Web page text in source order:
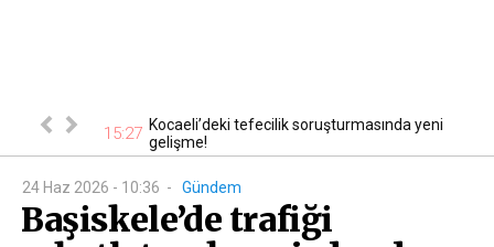
15:27 Kocaeli’deki tefecilik soruşturmasında yeni
gelişme!
24 Haz 2026 - 10:36 - Gündem
Başiskele’de trafiği